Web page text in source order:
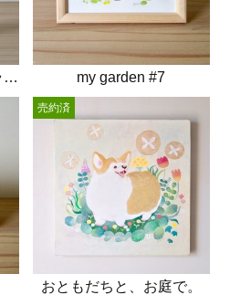
一輪挿しコーギー – ドライフラワー my garden #7
おともだちと、お庭で。
売約済